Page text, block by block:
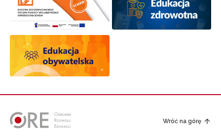
Wróć na górę